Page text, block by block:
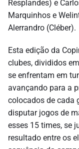
Resplandes) e
Marquinhos e
Alerrandro (Cléber).
Esta edição da
clubes, divididos
se enfrentam em
avançando para a
colocados de cada
disputar jogos de
esses 15 times, se
resultado entre os